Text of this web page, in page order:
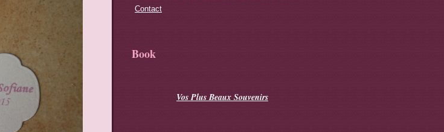
Contact
Book
Vos Plus Beaux Souvenirs